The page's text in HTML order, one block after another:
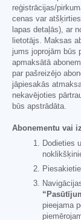
reģistrācijas/
cenas var
lapas detaļās), ar
lietotājs. Maksas
jums joprojām būs
apmaksātā
par pašreizējo
jāpiesakās
nekavējoties
būs apstrādāta.
Abonementu vai
Dodieties
pieejama